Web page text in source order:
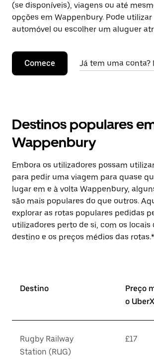
(se disponíveis), viagens ou até
opções em Wappenbury. Pode
automóvel ou escolher um aluguer
Comece Já tem uma conta?
Destinos populares
Wappenbury
Embora os utilizadores possam
para pedir uma viagem para quase
lugar em e à volta Wappenbury,
são mais populares do que outros.
explorar as rotas populares pedidas
utilizadores perto de si, com os locais
destino e os preços médios das rotas.*
Destino
Preço
o
Rugby Railway
Station (RUG)
£17